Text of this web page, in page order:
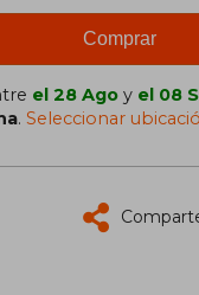
Comprar
el 28 Ago y el 08
. Seleccionar